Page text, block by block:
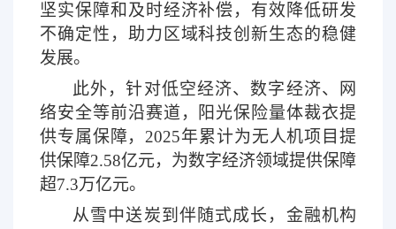
坚实保障和及时经济补偿，有效降低研发
不确定性，助力区域科技创新生态的稳健
发展。
此外，针对低空经济、数字经济、网
络安全等前沿赛道，阳光保险量体裁衣提
供专属保障， 2025年累计为无人机项目提
供保障2.58亿元，为数字经济领域提供保障
超7.3万亿元。
从雪中送炭到伴随式成长，金融机构